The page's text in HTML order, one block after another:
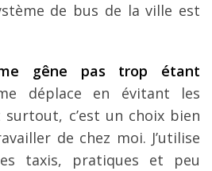
de bus de la ville est
gêne pas trop étant
déplace en évitant les
c’est un choix bien
de chez moi. J’utilise
taxis, pratiques et peu